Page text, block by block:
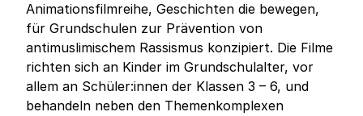
Animationsfilmreihe, Geschichten die bewegen,
für Grundschulen zur Prävention von
antimuslimischem Rassismus konzipiert. Die Filme
richten sich an Kinder im Grundschulalter, vor
allem an Schüler:innen der Klassen 3 – 6, und
behandeln neben den Themenkomplexen